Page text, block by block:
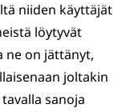
niiden käyttäjät
löytyvät
ne on jättänyt,
joltakin
sanoja